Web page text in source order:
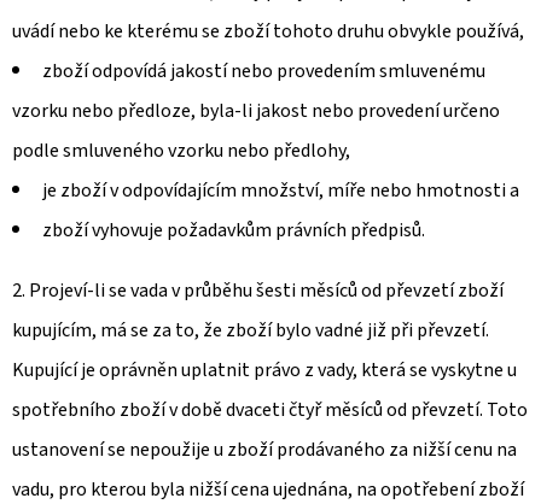
uvádí nebo ke kterému se zboží tohoto druhu obvykle používá,
zboží odpovídá jakostí nebo provedením smluvenému
vzorku nebo předloze, byla-li jakost nebo provedení určeno
podle smluveného vzorku nebo předlohy,
je zboží v odpovídajícím množství, míře nebo hmotnosti a
zboží vyhovuje požadavkům právních předpisů.
2. Projeví-li se vada v průběhu šesti měsíců od převzetí zboží
kupujícím, má se za to, že zboží bylo vadné již při převzetí.
Kupující je oprávněn uplatnit právo z vady, která se vyskytne u
spotřebního zboží v době dvaceti čtyř měsíců od převzetí. Toto
ustanovení se nepoužije u zboží prodávaného za nižší cenu na
vadu, pro kterou byla nižší cena ujednána, na opotřebení zboží